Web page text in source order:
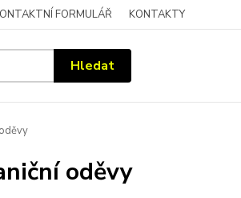
FORMULÁŘ KONTAKTY
Hledat
oděvy